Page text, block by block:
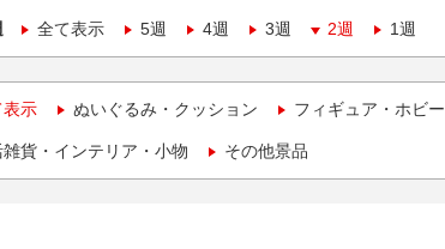
全て表示 5週 4週 3週 2週 1週
表示 ぬいぐるみ・クッション フィギュア・ホビー
貨・インテリア・小物 その他景品